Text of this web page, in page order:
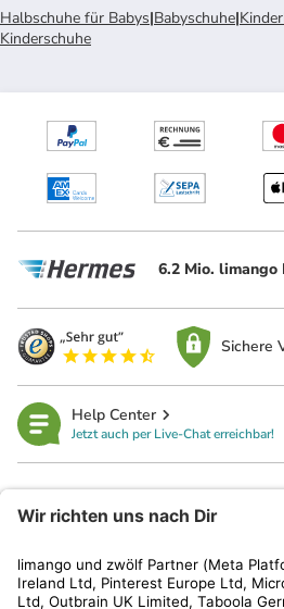
Halbschuhe für Babys|Babyschuhe|
Kinderschuhe
6.2 Mio. limango
Sichere
Help Center
Jetzt auch per Live-Chat erreichbar!
Kundenservice